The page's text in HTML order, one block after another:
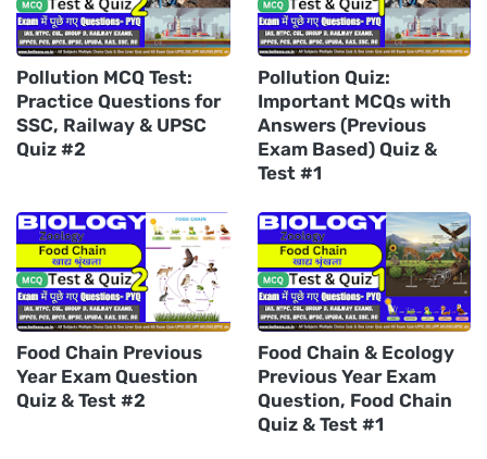
Pollution MCQ Test:
Practice Questions for
SSC, Railway & UPSC
Quiz #2
Pollution Quiz:
Important MCQs with
Answers (Previous
Exam Based) Quiz &
Test #1
Food Chain Previous
Year Exam Question
Quiz & Test #2
Food Chain & Ecology
Previous Year Exam
Question, Food Chain
Quiz & Test #1